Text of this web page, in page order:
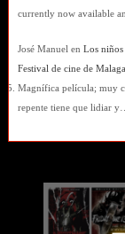
currently now available
José Manuel en Los
Festival de cine de
Magnífica película; muy
repente tiene que lidiar y…